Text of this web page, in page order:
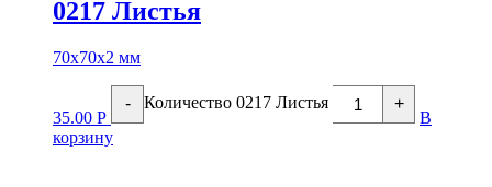
0217 Листья
70х70х2 мм
35.00 Р
- Количество 0217 Листья +
В
корзину